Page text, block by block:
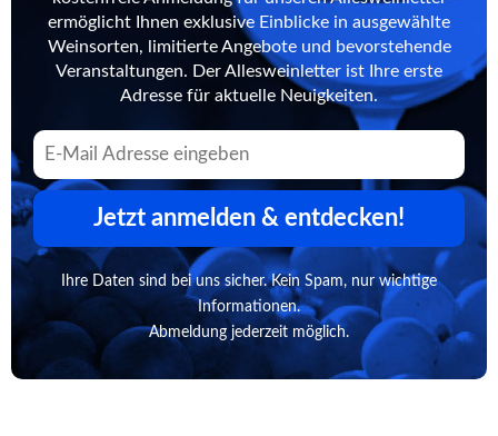
ermöglicht Ihnen exklusive Einblicke in ausgewählte
Weinsorten, limitierte Angebote und bevorstehende
Veranstaltungen. Der Allesweinletter ist Ihre erste
Adresse für aktuelle Neuigkeiten.
Jetzt anmelden & entdecken!
Ihre Daten sind bei uns sicher. Kein Spam, nur wichtige
Informationen.
Abmeldung jederzeit möglich.